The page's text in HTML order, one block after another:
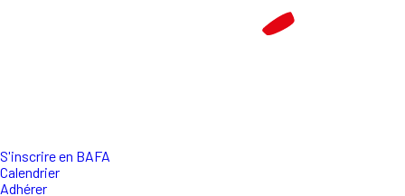
S'inscrire en BAFA
Calendrier
Adhérer